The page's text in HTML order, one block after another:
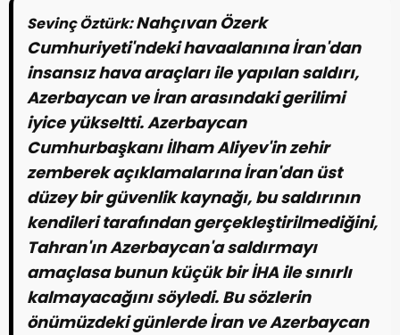
Sevinç Öztürk:Nahçıvan Özerk
Cumhuriyeti'ndeki havaalanına İran'dan
insansız hava araçları ile yapılan saldırı,
Azerbaycan ve İran arasındaki gerilimi
iyice yükseltti. Azerbaycan
Cumhurbaşkanı İlham Aliyev'in zehir
zemberek açıklamalarına İran'dan üst
düzey bir güvenlik kaynağı, bu saldırının
kendileri tarafından gerçekleştirilmediğini,
Tahran'ın Azerbaycan'a saldırmayı
amaçlasa bunun küçük bir İHA ile sınırlı
kalmayacağını söyledi. Bu sözlerin
önümüzdeki günlerde İran ve Azerbaycan